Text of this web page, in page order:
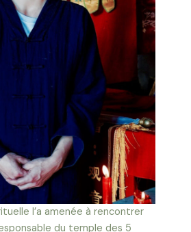
l’a amenée à rencontrer
du temple des 5